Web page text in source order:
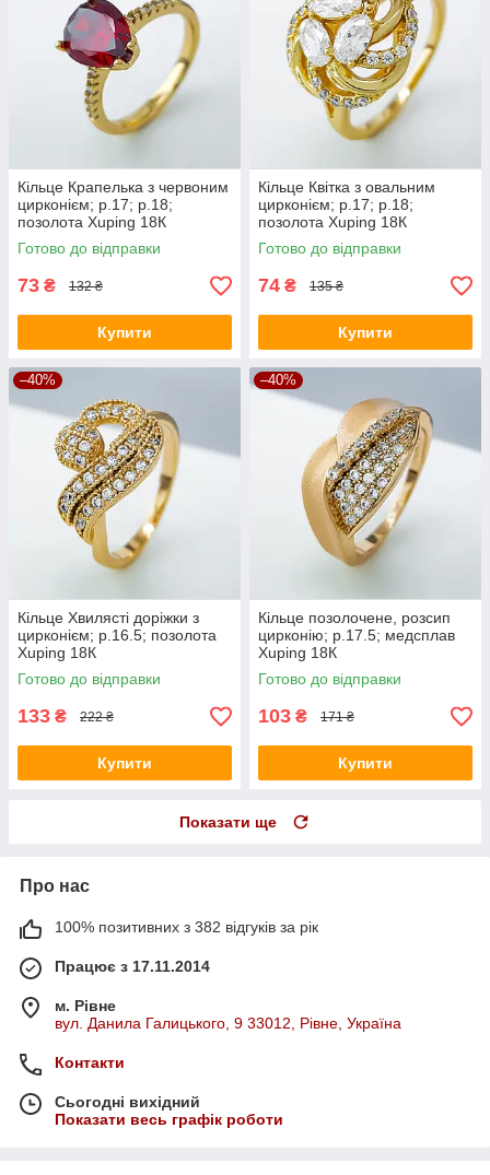
Кільце Крапелька з червоним
цирконієм; p.17; р.18;
позолота Xuping 18К
Готово до відправки
73 ₴ 132 ₴
Купити
Кільце Квітка з овальним
цирконієм; p.17; р.18;
позолота Xuping 18К
Готово до відправки
74 ₴ 135 ₴
Купити
–40%
Кільце Хвилясті доріжки з
цирконієм; р.16.5; позолота
Xuping 18К
Готово до відправки
133 ₴ 222 ₴
Купити
–40%
Кільце позолочене, розсип
цирконію; p.17.5; медсплав
Xuping 18К
Готово до відправки
103 ₴ 171 ₴
Купити
Показати ще
Про нас
100% позитивних з 382 відгуків за рік
Працює з 17.11.2014
м. Рівне
вул. Данила Галицького, 9 33012, Рівне, Україна
Контакти
Сьогодні вихідний
Показати весь графік роботи